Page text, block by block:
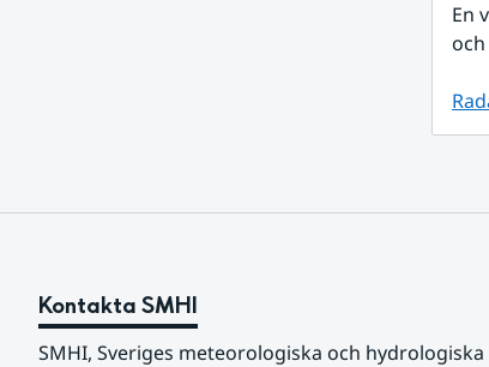
En
Kontakta SMHI
SMHI, Sveriges meteorologiska och hydrologiska